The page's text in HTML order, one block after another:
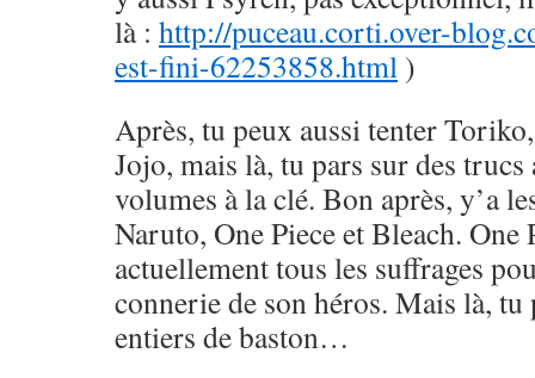
là : http://puceau.corti.over-
est-fini-62253858.html )
Après, tu peux aussi tenter
Jojo, mais là, tu pars sur des trucs
volumes à la clé. Bon après, y’a
Naruto, One Piece et Bleach. One
actuellement tous les suffrages
connerie de son héros. Mais là,
entiers de baston…